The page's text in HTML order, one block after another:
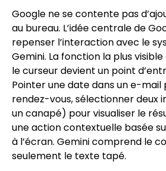
Google ne se contente pas
au bureau. L’idée centrale de
repenser l’interaction avec le
Gemini. La fonction la plus
le curseur devient un point
Pointer une date dans un e-mail
rendez-vous, sélectionner deux
un canapé) pour visualiser le
une action contextuelle basée
à l’écran. Gemini comprend le
seulement le texte tapé.